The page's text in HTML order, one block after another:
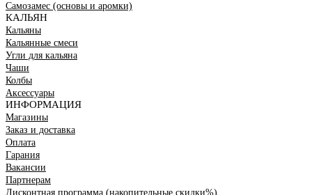
Самозамес (основы и аромки)
КАЛЬЯН
Кальяны
Кальянные смеси
Угли для кальяна
Чаши
Колбы
Аксессуары
ИНФОРМАЦИЯ
Магазины
Заказ и доставка
Оплата
Гарания
Вакансии
Партнерам
Дисконтная программа (накопительные скидки%)